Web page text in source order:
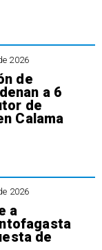
2026
de
a 6
de
Calama
2026
a
de